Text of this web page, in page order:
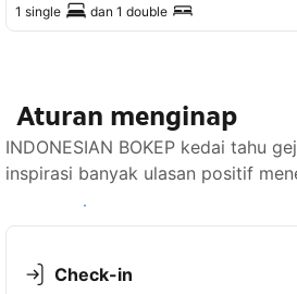
1 single dan 1 double
Aturan menginap
INDONESIAN BOKEP kedai tahu
inspirasi banyak ulasan positif
Lihat ketersediaan
Check-in